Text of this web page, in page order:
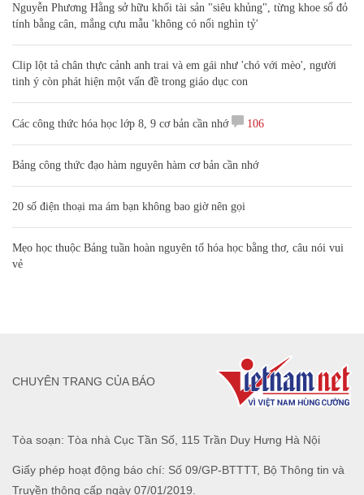
Nguyễn Phương Hằng sở hữu khối tài sản "siêu khủng", từng khoe sổ đỏ
tính bằng cân, mắng cựu mẫu 'không có nổi nghìn tỷ'
Clip lột tả chân thực cảnh anh trai và em gái như 'chó với mèo', người
tinh ý còn phát hiện một vấn đề trong giáo dục con
Các công thức hóa học lớp 8, 9 cơ bản cần nhớ 106
Bảng công thức đạo hàm nguyên hàm cơ bản cần nhớ
20 số điện thoại ma ám bạn không bao giờ nên gọi
Mẹo học thuộc Bảng tuần hoàn nguyên tố hóa học bằng thơ, câu nói vui
vẻ
Tòa soạn: Tòa nhà Cục Tần Số, 115 Trần Duy Hưng Hà Nội
Giấy phép hoạt động báo chí: Số 09/GP-BTTTT, Bộ Thông tin và
Truyền thông cấp ngày 07/01/2019.
CHUYÊN TRANG CỦA BÁO